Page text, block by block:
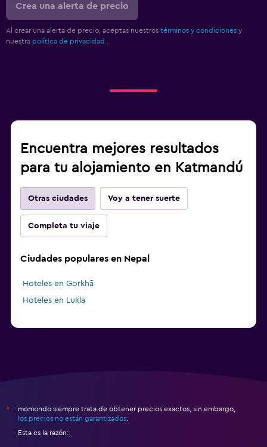
Crea una alerta de precio
Al crear una alerta de precio, aceptas nuestros términos y condiciones y
nuestra política de privacidad.
Encuentra mejores resultados
para tu alojamiento en Katmandú
Otras ciudades Voy a tener suerte
Completa tu viaje
Ciudades populares en Nepal
Hoteles en Gorkhā
Hoteles en Lukla
*
momondo siempre trata de obtener precios exactos, sin embargo,
los precios no están garantizados
Esta es la razón: